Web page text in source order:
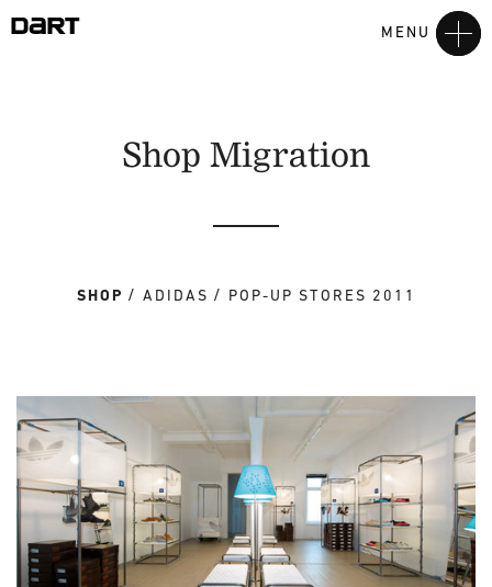
MENU
Shop Migration
SHOP ADIDAS POP-UP STORES 2011